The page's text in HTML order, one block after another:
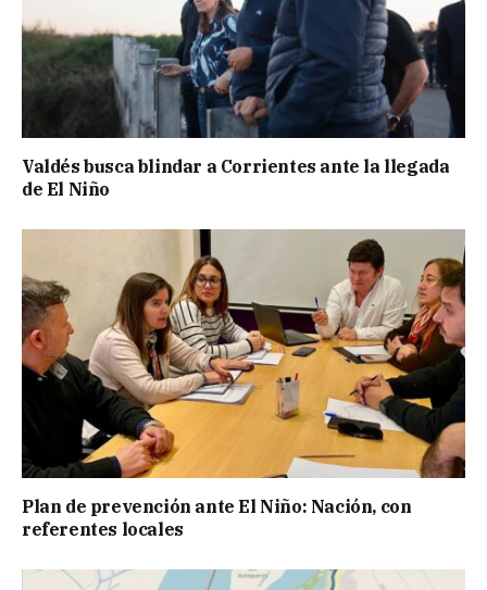
Valdés busca blindar a Corrientes ante la llegada
de El Niño
Plan de prevención ante El Niño: Nación, con
referentes locales